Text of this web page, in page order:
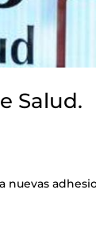
Salud.
nuevas